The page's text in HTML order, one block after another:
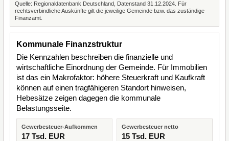
Quelle: Regionaldatenbank Deutschland, Datenstand 31.12.2024. Für
rechtsverbindliche Auskünfte gilt die jeweilige Gemeinde bzw. das zuständige
Finanzamt.
Kommunale Finanzstruktur
Die Kennzahlen beschreiben die finanzielle und
wirtschaftliche Einordnung der Gemeinde. Für Immobilien
ist das ein Makrofaktor: höhere Steuerkraft und Kaufkraft
können auf einen tragfähigeren Standort hinweisen,
Hebesätze zeigen dagegen die kommunale
Belastungsseite.
Gewerbesteuer-Aufkommen
17 Tsd. EUR
Gewerbesteuer netto
15 Tsd. EUR